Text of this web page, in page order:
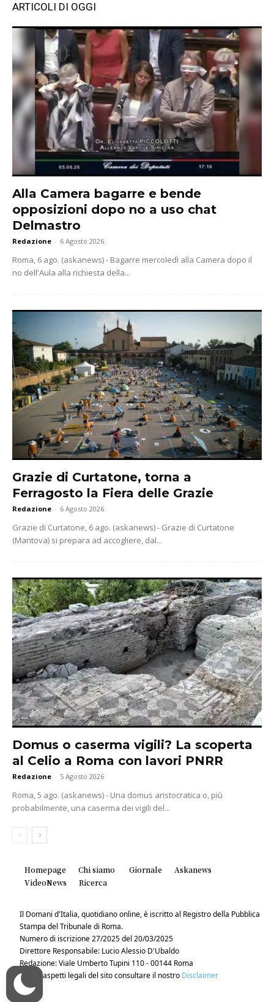
ARTICOLI DI OGGI
Alla Camera bagarre e bende
opposizioni dopo no a uso chat
Delmastro
Redazione - 6 Agosto 2026
Roma, 6 ago. (askanews) - Bagarre mercoledì alla Camera dopo il
no dell'Aula alla richiesta della...
Grazie di Curtatone, torna a
Ferragosto la Fiera delle Grazie
Redazione - 6 Agosto 2026
Grazie di Curtatone, 6 ago. (askanews) - Grazie di Curtatone
(Mantova) si prepara ad accogliere, dal...
Domus o caserma vigili? La scoperta
al Celio a Roma con lavori PNRR
Redazione - 5 Agosto 2026
Roma, 5 ago. (askanews) - Una domus aristocratica o, più
probabilmente, una caserma dei vigili del...
Homepage Chi siamo Giornale
Askanews
VideoNews
Ricerca
Il Domani d'Italia, quotidiano online, è iscritto al Registro della Pubblica
Stampa del Tribunale di Roma.
Numero di iscrizione 27/2025 del 20/03/2025
Direttore Responsabile: Lucio Alessio D'Ubaldo
Redazione: Viale Umberto Tupini 110 - 00144 Roma
Per gli aspetti legali del sito consultare il nostro Disclaimer